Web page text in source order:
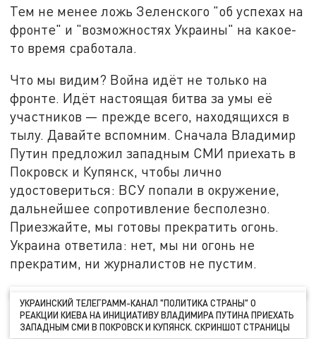
Тем не менее ложь Зеленского "об успехах на
фронте" и "возможностях Украины" на какое-
то время сработала.
Что мы видим? Война идёт не только на
фронте. Идёт настоящая битва за умы её
участников — прежде всего, находящихся в
тылу. Давайте вспомним. Сначала Владимир
Путин предложил западным СМИ приехать в
Покровск и Купянск, чтобы лично
удостовериться: ВСУ попали в окружение,
дальнейшее сопротивление бесполезно.
Приезжайте, мы готовы прекратить огонь.
Украина ответила: нет, мы ни огонь не
прекратим, ни журналистов не пустим.
УКРАИНСКИЙ ТЕЛЕГРАММ-КАНАЛ "ПОЛИТИКА СТРАНЫ" О
РЕАКЦИИ КИЕВА НА ИНИЦИАТИВУ ВЛАДИМИРА ПУТИНА ПРИЕХАТЬ
ЗАПАДНЫМ СМИ В ПОКРОВСК И КУПЯНСК. СКРИНШОТ СТРАНИЦЫ